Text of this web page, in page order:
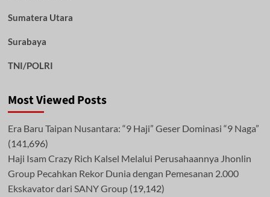
Sumatera Utara
Surabaya
TNI/POLRI
Most Viewed Posts
Era Baru Taipan Nusantara: “9 Haji” Geser Dominasi “9 Naga”
(141,696)
Haji Isam Crazy Rich Kalsel Melalui Perusahaannya Jhonlin
Group Pecahkan Rekor Dunia dengan Pemesanan 2.000
Ekskavator dari SANY Group (19,142)